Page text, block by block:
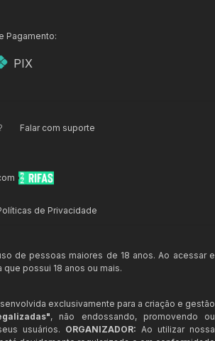
Pagamento:
PIX
Falar com suporte
de Privacidade
de pessoas maiores de 18 anos. Ao acessar e
possui 18 anos ou mais.
exclusivamente para a criação e gestão
, não endossando, promovendo ou
usuários. ORGANIZADOR: Ao utilizar nossa